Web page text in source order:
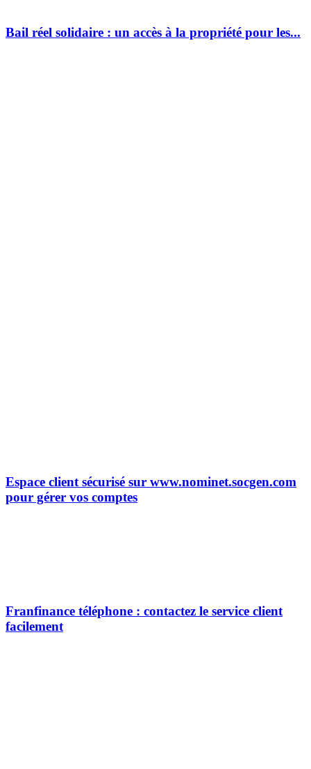
Bail réel solidaire : un accès à la propriété pour les...
Espace client sécurisé sur www.nominet.socgen.com
pour gérer vos comptes
Franfinance téléphone : contactez le service client
facilement